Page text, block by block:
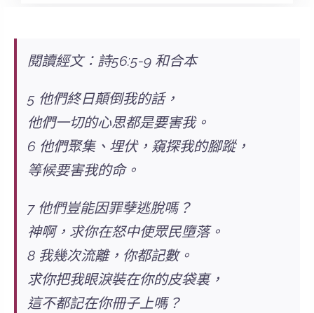
閱讀經文：詩56:5-9 和合本
5 他們終日顛倒我的話，
他們一切的心思都是要害我。
6 他們聚集、埋伏，窺探我的腳蹤，
等候要害我的命。
7 他們豈能因罪孽逃脫嗎？
神啊，求你在怒中使眾民墮落。
8 我幾次流離，你都記數。
求你把我眼淚裝在你的皮袋裏，
這不都記在你冊子上嗎？